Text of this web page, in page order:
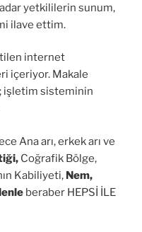
yetkililerin sunum,
ilave ettim.
internet
içeriyor. Makale
işletim sisteminin
Ana arı, erkek arı ve
Coğrafik Bölge,
Kabiliyeti, Nem,
beraber HEPSİ İLE